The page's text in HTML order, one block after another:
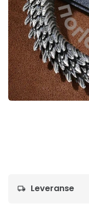
local_shipping Leveranse